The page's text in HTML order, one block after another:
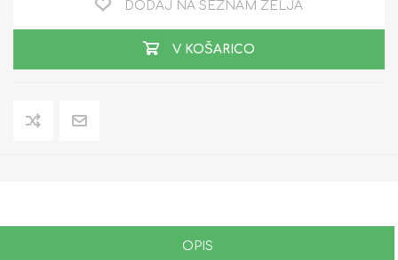
DODAJ NA SEZNAM ŽELJA
V KOŠARICO
OPIS